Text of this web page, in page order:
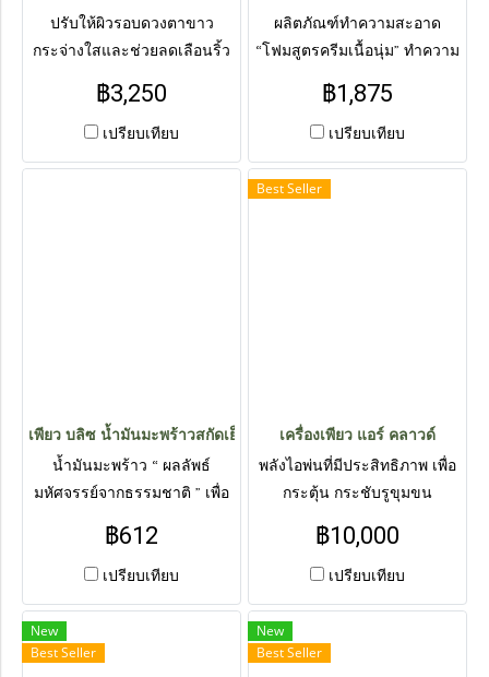
ปรับให้ผิวรอบดวงตาขาว
กระจ่างใสและช่วยลดเลือนริ้ว
รอย บริเวณรอบดวงตาและร่อง
น้ำหมาก ช่วยปลอบประโลม
และป้องกันการอักเสบของผิวได้
฿3,250
เปรียบเทียบ
ผลิตภัณฑ์ทำความสะอาด
“โฟมสูตรครีมเนื้อนุ่ม” ทำความ
สะอาดผิวหน้าอย่างหมดจดและ
อ่อนโยน
฿1,875
เปรียบเทียบ
เพียว บลิซ น้ำมันมะพร้าวสกัดเย็น
น้ำมันมะพร้าว “ ผลลัพธ์
มหัศจรรย์จากธรรมชาติ ” เพื่อ
บำรุงผิวและเส้นผมให้นุ่ม เงา
งาม และมีสุขภาพดี มีส่วนผสม
ของเปปไทด์ที่ช่วยกระตุ้นให้
เส้นผมงอกใหม่ | สั่งซื้อสินค้า
ทาง Line : @livepureth
฿612
เปรียบเทียบ
Best Seller
เครื่องเพียว แอร์ คลาวด์
พลังไอพ่นที่มีประสิทธิภาพ เพื่อ
กระตุ้น กระชับรูขุมขน
ซ่อมแซม และบำรุง | สั่งซื้อ
สินค้าทาง Line : @livepureth
฿10,000
เปรียบเทียบ
New
Best Seller
New
Best Seller